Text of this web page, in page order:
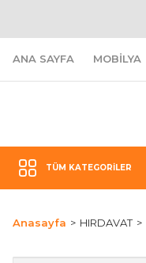
ANA SAYFA MOBİLYA
TÜM KATEGORILER
Anasayfa HIRDAVAT